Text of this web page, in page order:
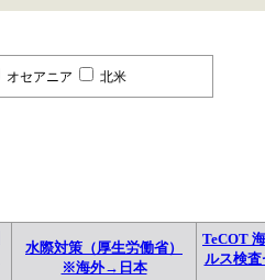
オセアニア 北米
水際対策（厚生労働省）
※海外→日本
TeCOT
ルス検査